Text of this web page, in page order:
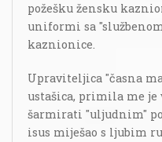
požešku žensku
uniformi sa
kaznionice.
Upraviteljica "časna
ustašica, primila me je
šarmirati "uljudnim"
isus miješao s ljubim